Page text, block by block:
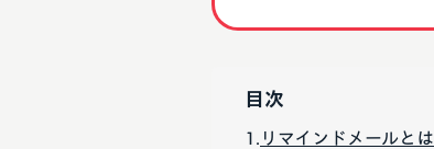
目次
リマインドメールとは